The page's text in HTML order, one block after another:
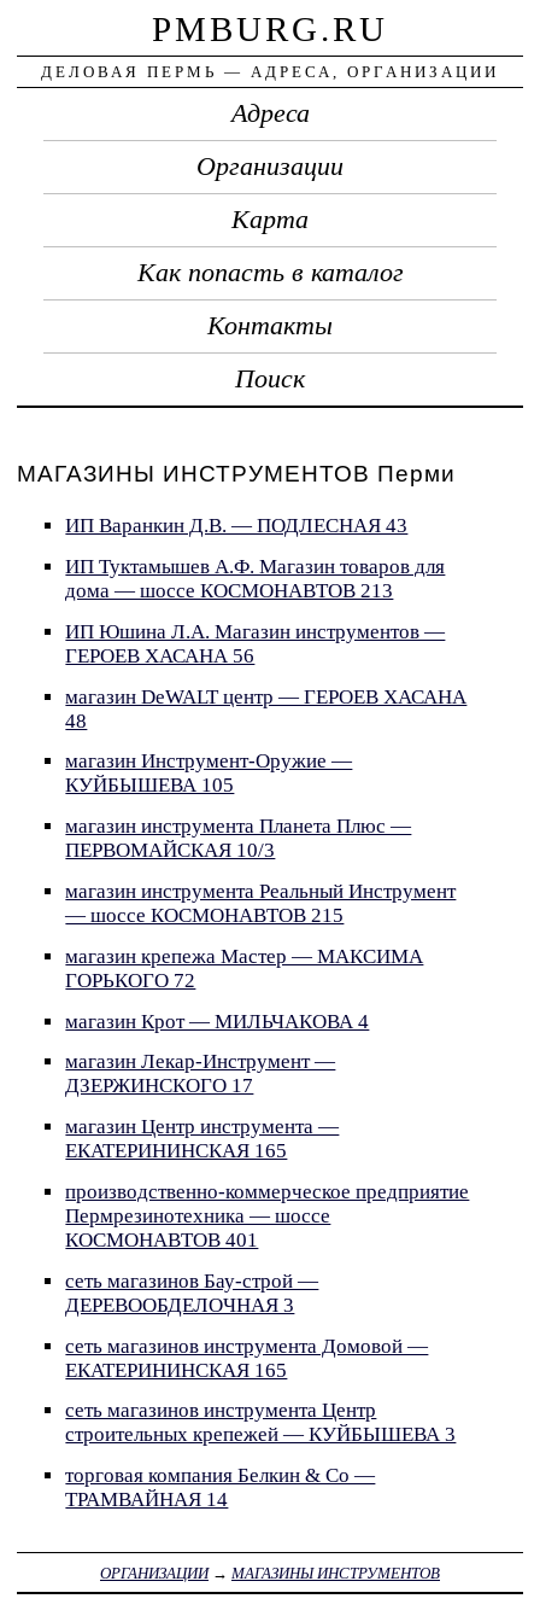
PMBURG.RU
ДЕЛОВАЯ ПЕРМЬ — АДРЕСА, ОРГАНИЗАЦИИ
Адреса
Организации
Карта
Как попасть в каталог
Контакты
Поиск
МАГАЗИНЫ ИНСТРУМЕНТОВ Перми
ИП Варанкин Д.В. — ПОДЛЕСНАЯ 43
ИП Туктамышев А.Ф. Магазин товаров для
дома — шоссе КОСМОНАВТОВ 213
ИП Юшина Л.А. Магазин инструментов —
ГЕРОЕВ ХАСАНА 56
магазин DeWALT центр — ГЕРОЕВ ХАСАНА
48
магазин Инструмент-Оружие —
КУЙБЫШЕВА 105
магазин инструмента Планета Плюс —
ПЕРВОМАЙСКАЯ 10/3
магазин инструмента Реальный Инструмент
— шоссе КОСМОНАВТОВ 215
магазин крепежа Мастер — МАКСИМА
ГОРЬКОГО 72
магазин Крот — МИЛЬЧАКОВА 4
магазин Лекар-Инструмент —
ДЗЕРЖИНСКОГО 17
магазин Центр инструмента —
ЕКАТЕРИНИНСКАЯ 165
производственно-коммерческое предприятие
Пермрезинотехника — шоссе
КОСМОНАВТОВ 401
сеть магазинов Бау-строй —
ДЕРЕВООБДЕЛОЧНАЯ 3
сеть магазинов инструмента Домовой —
ЕКАТЕРИНИНСКАЯ 165
сеть магазинов инструмента Центр
строительных крепежей — КУЙБЫШЕВА 3
торговая компания Белкин & Co —
ТРАМВАЙНАЯ 14
ОРГАНИЗАЦИИ→ МАГАЗИНЫ ИНСТРУМЕНТОВ